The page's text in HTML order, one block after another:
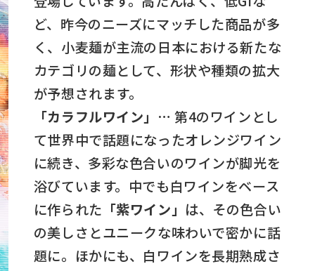
ど、昨今のニーズにマッチした商品が多
く、小麦麺が主流の日本における新たな
カテゴリの麺として、形状や種類の拡大
が予想されます。
「カラフルワイン」… 第4のワインとし
て世界中で話題になったオレンジワイン
に続き、多彩な色合いのワインが脚光を
浴びています。中でも白ワインをベース
に作られた 「紫ワイン」 は、その色合い
の美しさとユニークな味わいで密かに話
題に。ほかにも、白ワインを長期熟成さ